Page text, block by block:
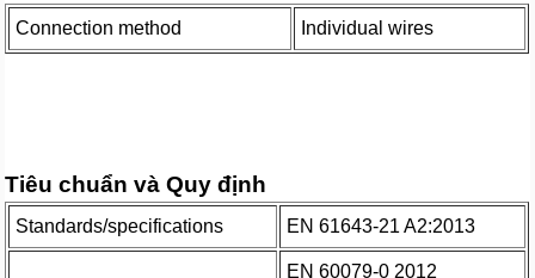
Connection method Individual wires
Tiêu chuẩn và Quy định
Standards/specifications EN 61643-21 A2:2013
EN 60079-0 2012